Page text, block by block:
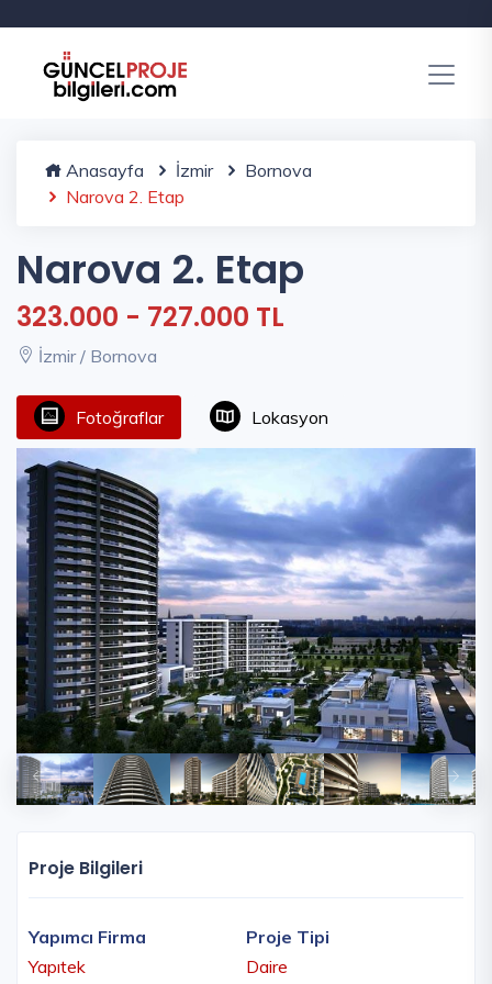
Anasayfa İzmir
Bornova
Narova 2. Etap
Narova 2. Etap
323.000 - 727.000 TL
İzmir / Bornova
Fotoğraflar Lokasyon
Proje Bilgileri
Yapımcı Firma
Yapıtek
Proje Tipi
Daire